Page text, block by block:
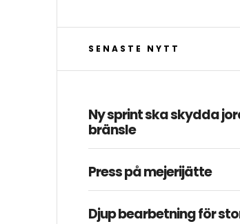
SENASTE NYTT
Ny sprint ska skydda
bränsle
Press på mejerijätte
Djup bearbetning för